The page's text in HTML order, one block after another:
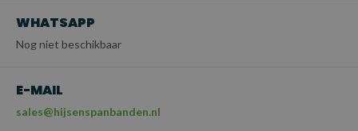
WHATSAPP
Nog niet beschikbaar
E-MAIL
sales@hijsenspanbanden.nl